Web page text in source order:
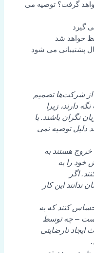
گرفت؟ توصیه می
گیرد
خواهد شد
پشتیبانی می شود
از شرکت‌ها تصمیم
دارند، زیرا
نگران باشند. با
دلیل توصیه نمی
خروج هستند به
خود را به
اگر
ندانند این کار
کنند که به
است – چه توسط
ایجاد نارضایتی